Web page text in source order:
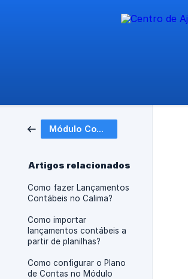
Módulo Contábil
Artigos relacionados
Como fazer Lançamentos
Contábeis no Calima?
Como importar
lançamentos contábeis a
partir de planilhas?
Como configurar o Plano
de Contas no Módulo